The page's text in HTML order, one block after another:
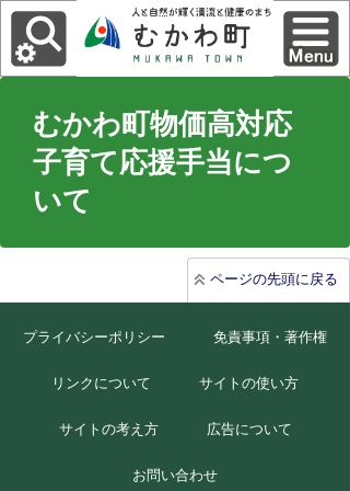
むかわ町物価高対応
子育て応援手当につ
いて
ページの先頭に戻る
プライバシーポリシー 免責事項・著作権
リンクについて サイトの使い方
サイトの考え方 広告について
お問い合わせ